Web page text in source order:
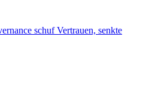
schuf Vertrauen, senkte